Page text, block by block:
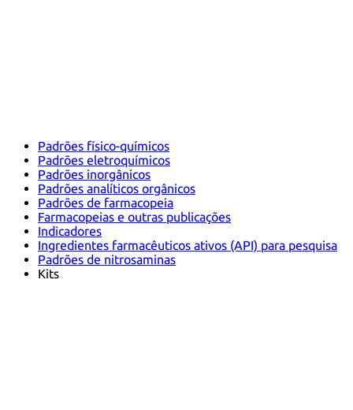
Padrões físico-químicos
Padrões eletroquímicos
Padrões inorgânicos
Padrões analíticos orgânicos
Padrões de farmacopeia
Farmacopeias e outras publicações
Indicadores
Ingredientes farmacêuticos ativos (API) para pesquisa
Padrões de nitrosaminas
Kits